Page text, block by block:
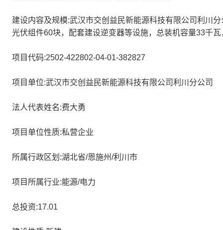
建设内容及规模:武汉市交创益民新能源科技有限公司利川
光伏组件60块，配套建设逆变器等设施，总装机容量33千
项目代码:2502-422802-04-01-382827
项目单位:武汉市交创益民新能源科技有限公司利川分公司
法人代表姓名:费大勇
项目单位性质:私营企业
所属行政区划:湖北省/恩施州/利川市
项目所属行业:能源/电力
总投资:17.01